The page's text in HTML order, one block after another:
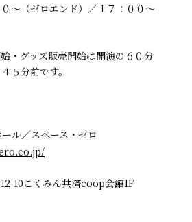
～（ゼロエンド）／１７：００～
・グッズ販売開始は開演の６０分
５分前です。
ル／スペース・ゼロ
10こくみん共済coop会館1F